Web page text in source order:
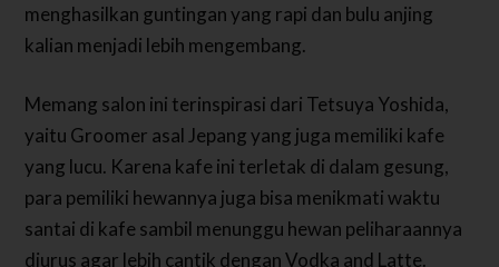
menghasilkan guntingan yang rapi dan bulu anjing
kalian menjadi lebih mengembang.
Memang salon ini terinspirasi dari Tetsuya Yoshida,
yaitu Groomer asal Jepang yang juga memiliki kafe
yang lucu. Karena kafe ini terletak di dalam gesung,
para pemiliki hewannya juga bisa menikmati waktu
santai di kafe sambil menunggu hewan peliharaannya
diurus agar lebih cantik dengan Vodka and Latte.